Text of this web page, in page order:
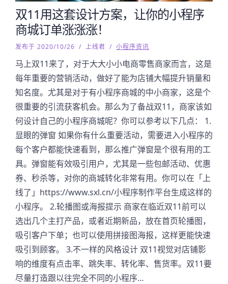
双11用这套设计方案，让你的小程序
商城订单涨涨涨！
发布于 2020/10/26 / 上线君 / 小程序资讯
马上双11来了，对于大大小小电商零售商家而言，这是
每年重要的营销活动，做好了能为店铺大幅提升销量和
知名度。尤其是对于有小程序商城的中小商家，这是个
很重要的引流获客机会。那么为了备战双11，商家该如
何设计自己的小程序商城呢？你可以参考以下几点： 1.
显眼的弹窗 如果你有什么重要活动，需要进入小程序的
每个客户都能快速看到，那么推广弹窗是个很有用的工
具。弹窗能有效吸引用户，尤其是一些包邮活动、优惠
券、秒杀等，对你的商城转化非常有用。你可以在「上
线了」https://www.sxl.cn/小程序制作平台生成这样的
小程序。 2.轮播图或海报提示 商家在临近双11前可以
选出几个主打产品，或者近期新品，放在首页轮播图，
吸引客户下单；也可以使用拼接图海报，这样更能快速
吸引到顾客。 3.不一样的风格设计 双11视觉对店铺影
响的维度有点击率、跳失率、转化率、售货率。双11要
尽量打造跟以往完全不同的小程序…